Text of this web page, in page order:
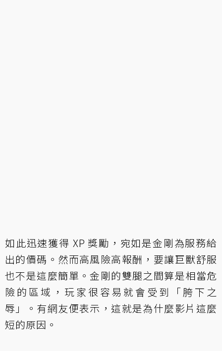
如此迅速獲得 XP 獎勵，宛如是金剛為服務給
出的價碼。然而高風險高報酬，要讓巨獸舒服
也不是這麼簡單。金剛的雙腿之間算是相當危
險的區域，玩家很容易就會受到「胯下之
辱」。有網友便表示，這就是為什麼影片這麼
短的原因。